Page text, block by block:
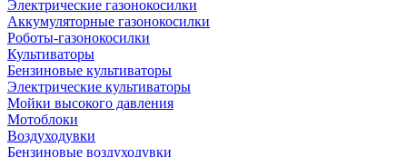
Электрические газонокосилки
Аккумуляторные газонокосилки
Роботы-газонокосилки
Культиваторы
Бензиновые культиваторы
Электрические культиваторы
Мойки высокого давления
Мотоблоки
Воздуходувки
Бензиновые воздуходувки